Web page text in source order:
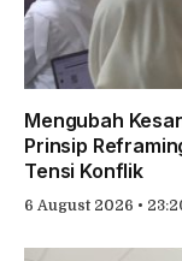
Mengubah
Prinsip
Tensi Konflik
6 August 2026 •